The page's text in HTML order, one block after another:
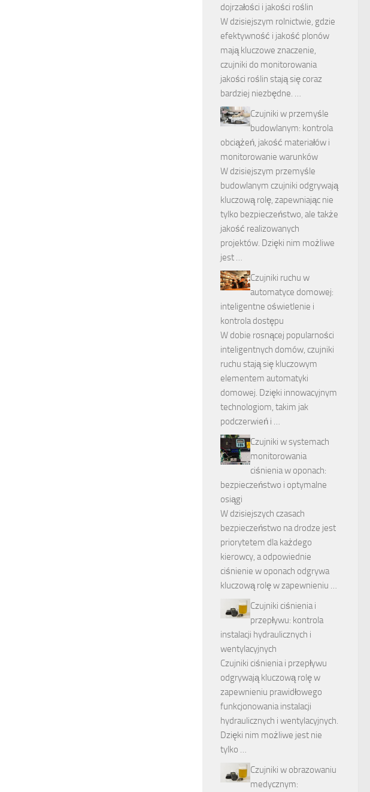
dojrzałości i jakości roślin
W dzisiejszym rolnictwie, gdzie
efektywność i jakość plonów
mają kluczowe znaczenie,
czujniki do monitorowania
jakości roślin stają się coraz
bardziej niezbędne. …
Czujniki w przemyśle
budowlanym: kontrola
obciążeń, jakość materiałów i
monitorowanie warunków
W dzisiejszym przemyśle
budowlanym czujniki odgrywają
kluczową rolę, zapewniając nie
tylko bezpieczeństwo, ale także
jakość realizowanych
projektów. Dzięki nim możliwe
jest …
Czujniki ruchu w
automatyce domowej:
inteligentne oświetlenie i
kontrola dostępu
W dobie rosnącej popularności
inteligentnych domów, czujniki
ruchu stają się kluczowym
elementem automatyki
domowej. Dzięki innowacyjnym
technologiom, takim jak
podczerwień i …
Czujniki w systemach
monitorowania
ciśnienia w oponach:
bezpieczeństwo i optymalne
osiągi
W dzisiejszych czasach
bezpieczeństwo na drodze jest
priorytetem dla każdego
kierowcy, a odpowiednie
ciśnienie w oponach odgrywa
kluczową rolę w zapewnieniu …
Czujniki ciśnienia i
przepływu: kontrola
instalacji hydraulicznych i
wentylacyjnych
Czujniki ciśnienia i przepływu
odgrywają kluczową rolę w
zapewnieniu prawidłowego
funkcjonowania instalacji
hydraulicznych i wentylacyjnych.
Dzięki nim możliwe jest nie
tylko …
Czujniki w obrazowaniu
medycznym: